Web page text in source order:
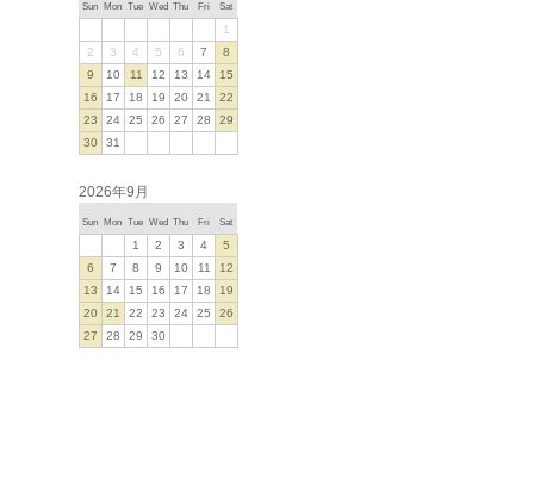
Sun Mon Tue Wed Thu Fri Sat
1
2
3 4 5 6 7
8
9
10 11 12 13 14
15
16
17 18 19 20 21
22
23
24 25 26 27 28
29
30
31
2026年9月
Sun Mon Tue Wed Thu Fri Sat
1 2 3 4
5
6
7 8 9 10 11
12
13
14 15 16 17 18
19
20
21 22 23 24 25
26
27
28 29 30